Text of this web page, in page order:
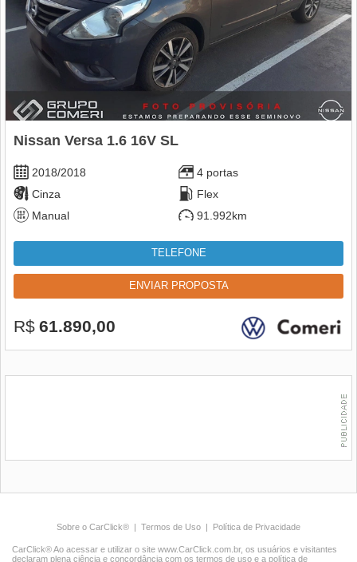
Nissan Versa 1.6 16V SL
2018/2018
4 portas
Cinza
Flex
Manual
91.992km
TELEFONE
ENVIAR PROPOSTA
R$ 61.890,00
Sobre o CarClick® | Termos de Uso | Política de Privacidade
CarClick® Ao acessar e utilizar o site www.CarClick.com.br, os usuários e visitantes
declaram plena ciência e concordância com os termos de uso e a política de